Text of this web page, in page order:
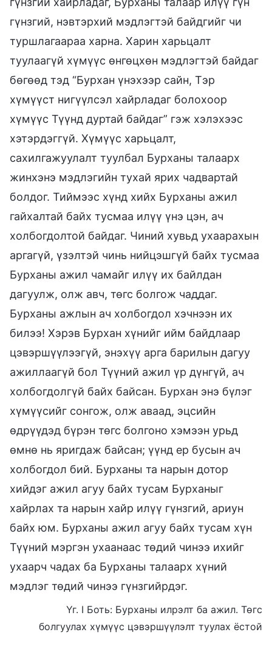
гүнзгий, нэвтэрхий мэдлэгтэй байдгийг чи
туршлагаараа харна. Харин харьцалт
туулаагүй хүмүүс өнгөцхөн мэдлэгтэй байдаг
бөгөөд тэд “Бурхан үнэхээр сайн, Тэр
хүмүүст нигүүлсэл хайрладаг болохоор
хүмүүс Түүнд дуртай байдаг” гэж хэлэхээс
хэтэрдэггүй. Хүмүүс харьцалт,
сахилгажуулалт туулбал Бурханы талаарх
жинхэнэ мэдлэгийн тухай ярих чадвартай
болдог. Тиймээс хүнд хийх Бурханы ажил
гайхалтай байх тусмаа илүү үнэ цэн, ач
холбогдолтой байдаг. Чиний хувьд ухаарахын
аргагүй, үзэлтэй чинь нийцэшгүй байх тусмаа
Бурханы ажил чамайг илүү их байлдан
дагуулж, олж авч, төгс болгож чаддаг.
Бурханы ажлын ач холбогдол хэчнээн их
билээ! Хэрэв Бурхан хүнийг ийм байдлаар
цэвэршүүлээгүй, энэхүү арга барилын дагуу
ажиллаагүй бол Түүний ажил үр дүнгүй, ач
холбогдолгүй байх байсан. Бурхан энэ бүлэг
хүмүүсийг сонгож, олж аваад, эцсийн
өдрүүдэд бүрэн төгс болгоно хэмээн урьд
өмнө нь яригдаж байсан; үүнд ер бусын ач
холбогдол бий. Бурханы та нарын дотор
хийдэг ажил агуу байх тусам Бурханыг
хайрлах та нарын хайр илүү гүнзгий, ариун
байх юм. Бурханы ажил агуу байх тусам хүн
Түүний мэргэн ухаанаас төдий чинээ ихийг
ухаарч чадах ба Бурханы талаарх хүний
мэдлэг төдий чинээ гүнзгийрдэг.
Үг. I Боть: Бурханы илрэлт ба ажил. Төгс
болгуулах хүмүүс цэвэршүүлэлт туулах ёстой